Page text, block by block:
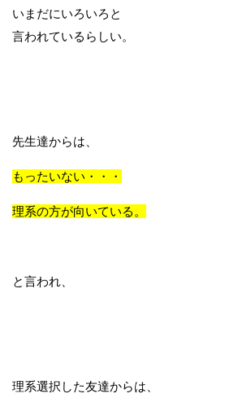
いまだにいろいろと
言われているらしい。
先生達からは、
もったいない・・・
理系の方が向いている。
と言われ、
理系選択した友達からは、